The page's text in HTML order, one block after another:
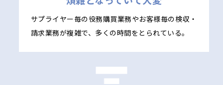
サプライヤー毎の役務購買業務やお客様毎の検収・
請求業務が複雑で、多くの時間をとられている。